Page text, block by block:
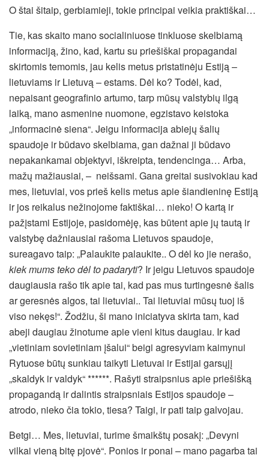
O štai šitaip, gerbiamieji, tokie principai veikia praktiškai…
Tie, kas skaito mano socialiniuose tinkluose skelbiamą
informaciją, žino, kad, kartu su priešiškai propagandai
skirtomis temomis, jau kelis metus pristatinėju Estiją –
lietuviams ir Lietuvą – estams. Dėl ko? Todėl, kad,
nepaisant geografinio artumo, tarp mūsų valstybių ilgą
laiką, mano asmenine nuomone, egzistavo keistoka
„informacinė siena“. Jeigu informacija abiejų šalių
spaudoje ir būdavo skelbiama, gan dažnai ji būdavo
nepakankamai objektyvi, iškreipta, tendencinga… Arba,
mažų mažiausiai, – neišsami. Gana greitai susivokiau kad
mes, lietuviai, vos prieš kelis metus apie šiandieninę Estiją
ir jos reikalus nežinojome faktiškai… nieko! O kartą ir
pažįstami Estijoje, pasidomėję, kas būtent apie jų tautą ir
valstybę dažniausiai rašoma Lietuvos spaudoje,
sureagavo taip: „Palaukite palaukite.. O dėl ko jie nerašo,
kiek mums teko dėl to padaryti? Ir jeigu Lietuvos spaudoje
daugiausia rašo tik apie tai, kad pas mus turtingesnė šalis
ar geresnės algos, tai lietuviai.. Tai lietuviai mūsų tuoj iš
viso nekęs!“. Žodžiu, ši mano iniciatyva skirta tam, kad
abeji daugiau žinotume apie vieni kitus daugiau. Ir kad
„vietiniam sovietiniam įšalui“ beigi agresyviam kaimynui
Rytuose būtų sunkiau taikyti Lietuvai ir Estijai garsųjį
„skaldyk ir valdyk“ ******. Rašyti straipsnius apie priešišką
propagandą ir dalintis straipsniais Estijos spaudoje –
atrodo, nieko čia tokio, tiesa? Taigi, ir pati taip galvojau.
Betgi… Mes, lietuviai, turime šmaikštų posakį: „Devyni
vilkai vieną bitę pjovė“. Ponios ir ponai – mano pagarba tai